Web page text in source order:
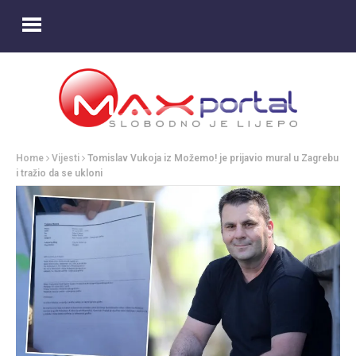
Home Vijesti
Tomislav Vukoja iz Možemo! je prijavio mural u Zagrebu
i tražio da se ukloni